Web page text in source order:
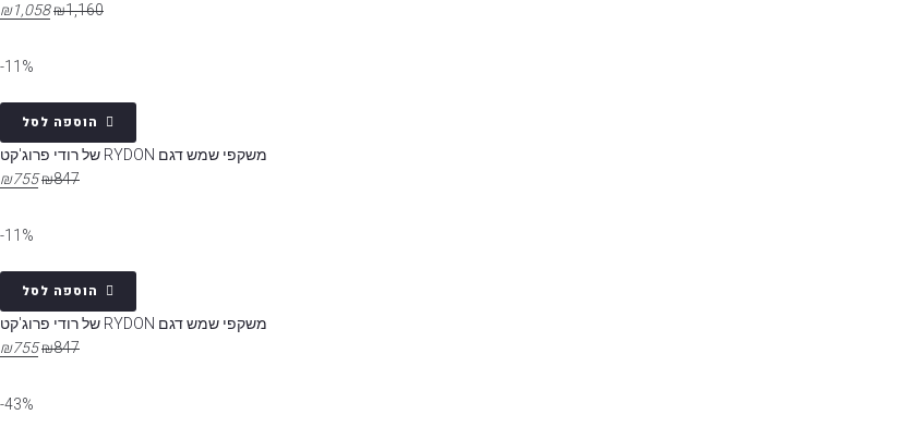
₪1,160
₪1,058
11%-
הוספה לסל
משקפי שמש דגם RYDON של רודי פרוג'קט
₪847
₪755
11%-
הוספה לסל
משקפי שמש דגם RYDON של רודי פרוג'קט
₪847
₪755
43%-